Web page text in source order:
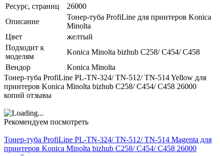
Ресурс, страниц
26000
Описание
Тонер-туба ProfiLine для принтеров Konica
Minolta
Цвет
желтый
Подходит к
моделям
Konica Minolta bizhub C258/ C454/ C458
Вендор
Konica Minolta
Тонер-туба ProfiLine PL-TN-324/ TN-512/ TN-514 Yellow для
принтеров Konica Minolta bizhub C258/ C454/ C458 26000
копий отзывы
Рекомендуем посмотреть
Тонер-туба ProfiLine PL-TN-324/ TN-512/ TN-514 Magenta для
принтеров Konica Minolta bizhub C258/ C454/ C458 26000